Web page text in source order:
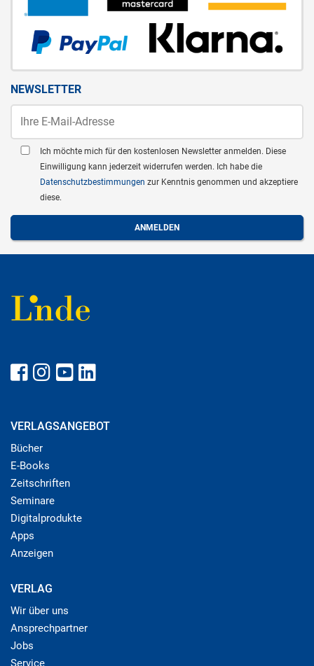
NEWSLETTER
Ich möchte mich für den kostenlosen Newsletter anmelden. Diese
Einwilligung kann jederzeit widerrufen werden. Ich habe die
Datenschutzbestimmungen zur Kenntnis genommen und akzeptiere
diese.
VERLAGSANGEBOT
Bücher
E-Books
Zeitschriften
Seminare
Digitalprodukte
Apps
Anzeigen
VERLAG
Wir über uns
Ansprechpartner
Jobs
Service